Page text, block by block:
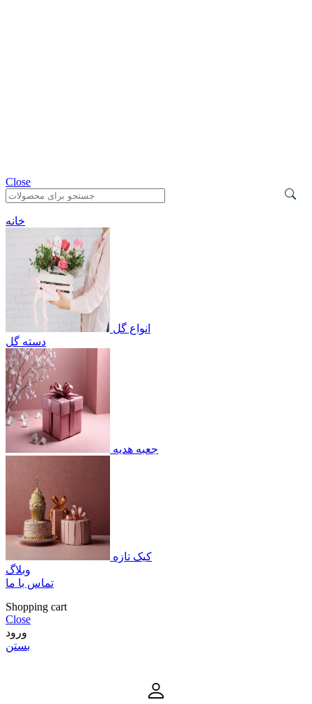
Close
خانه
انواع گل
دسته گل
جعبه هدیه
کیک تازه
وبلاگ
تماس با ما
Shopping cart
Close
ورود
بستن